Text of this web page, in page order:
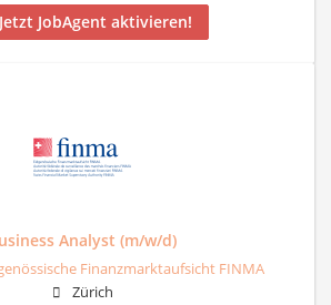
Jetzt JobAgent aktivieren!
Analyst (m/w/d)
Finanzmarktaufsicht FINMA
Zürich